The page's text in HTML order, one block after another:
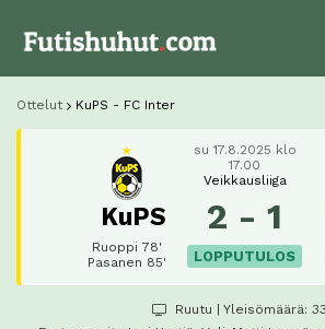
Ottelut KuPS - FC Inter
KuPS
Ruoppi 78'
Pasanen 85'
su 17.8.2025 klo
17.00
Veikkausliiga
2 - 1
LOPPUTULOS
Ruutu | Yleisömäärä: